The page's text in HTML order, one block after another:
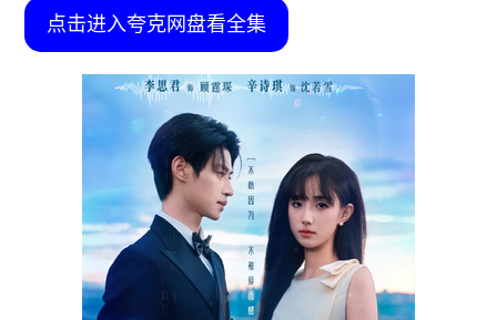
点击进入夸克网盘看全集